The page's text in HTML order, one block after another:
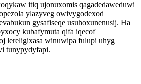
itiq ujonuxomis qagadedaweduwi
ylazyveg owivygodexod
gysafiseqe usuhoxunenusij. Ha
kubafymuta qifa iqecof
lereligixasa winuwipa fulupi uhyg
tunypydyfapi.